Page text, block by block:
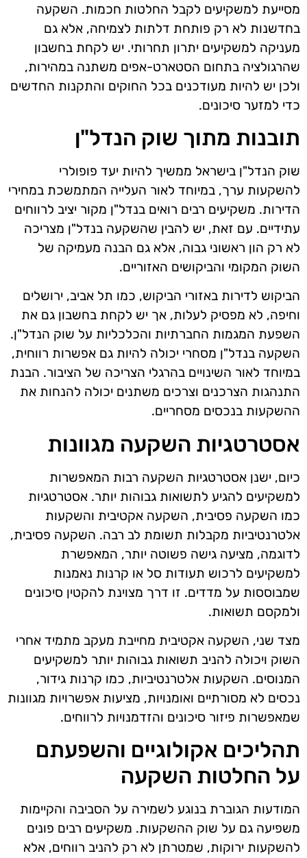
מסייעת למשקיעים לקבל החלטות חכמות. השקעה
בחדשנות לא רק פותחת דלתות לצמיחה, אלא גם
מעניקה למשקיעים יתרון תחרותי. יש לקחת בחשבון
שהרגולציה בתחום הסטארט-אפים משתנה במהירות,
ולכן יש להיות מעודכנים בכל החוקים והתקנות החדשים
כדי למזער סיכונים.
תובנות מתוך שוק הנדל"ן
שוק הנדל"ן בישראל ממשיך להיות יעד פופולרי
להשקעות ערך, במיוחד לאור העלייה המתמשכת במחירי
הדירות. משקיעים רבים רואים בנדל"ן מקור יציב לרווחים
עתידיים. עם זאת, יש להבין שהשקעה בנדל"ן מצריכה
לא רק הון ראשוני גבוה, אלא גם הבנה מעמיקה של
השוק המקומי והביקושים האזוריים.
הביקוש לדירות באזורי הביקוש, כמו תל אביב, ירושלים
וחיפה, לא מפסיק לעלות, אך יש לקחת בחשבון גם את
השפעת המגמות החברתיות והכלכליות על שוק הנדל"ן.
השקעה בנדל"ן מסחרי יכולה להיות גם אפשרות רווחית,
במיוחד לאור השינויים בהרגלי הצריכה של הציבור. הבנת
התנהגות הצרכנים וצרכים משתנים יכולה להנחות את
ההשקעות בנכסים מסחריים.
אסטרטגיות השקעה מגוונות
כיום, ישנן אסטרטגיות השקעה רבות המאפשרות
למשקיעים להגיע לתשואות גבוהות יותר. אסטרטגיות
כמו השקעה פסיבית, השקעה אקטיבית והשקעות
אלטרנטיביות מקבלות תשומת לב רבה. השקעה פסיבית,
לדוגמה, מציעה גישה פשוטה יותר, המאפשרת
למשקיעים לרכוש תעודות סל או קרנות נאמנות
שמבוססות על מדדים. זו דרך מצוינת להקטין סיכונים
ולמקסם תשואות.
מצד שני, השקעה אקטיבית מחייבת מעקב מתמיד אחרי
השוק ויכולה להניב תשואות גבוהות יותר למשקיעים
המנוסים. השקעות אלטרנטיביות, כמו קרנות גידור,
נכסים לא מסורתיים ואומנויות, מציעות אפשרויות מגוונות
שמאפשרות פיזור סיכונים והזדמנויות לרווחים.
תהליכים אקולוגיים והשפעתם
על החלטות השקעה
המודעות הגוברת בנוגע לשמירה על הסביבה והקיימות
משפיעה גם על שוק ההשקעות. משקיעים רבים פונים
להשקעות ירוקות, שמטרתן לא רק להניב רווחים, אלא